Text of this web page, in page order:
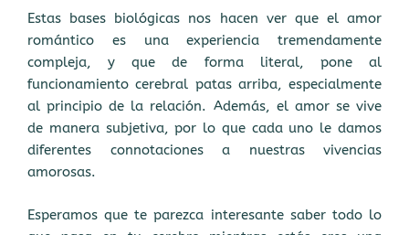
Estas bases biológicas nos hacen ver que el amor
romántico es una experiencia tremendamente
compleja, y que de forma literal, pone al
funcionamiento cerebral patas arriba, especialmente
al principio de la relación. Además, el amor se vive
de manera subjetiva, por lo que cada uno le damos
diferentes connotaciones a nuestras vivencias
amorosas.
Esperamos que te parezca interesante saber todo lo